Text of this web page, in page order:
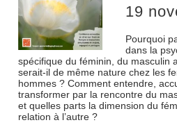
19
Pourquoi
dans la
spécifique du féminin, du masculin
serait-il de même nature chez les
hommes ? Comment entendre,
transformer par la rencontre du
et quelles parts la dimension du
relation à l’autre ?